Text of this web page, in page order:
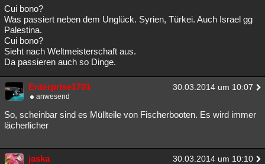
Astronomie Helpdesk Gruppen Gaming Filme
Musik
Übersichten
Besucht Teilgenommen Alle Neue Geschlossen
Lesenswert Schlüsselwörter
Cui bono?
Was passiert neben dem Unglück. Syrien, Türkei. Auch Israel gg
Palestina.
Cui bono?
Sieht nach Weltmeisterschaft aus.
Da passieren auch so Dinge.
Enterprise1701 30.03.2014 um 10:07
anwesend
So, scheinbar sind es Müllteile von Fischerbooten. Es wird immer
lächerlicher
jaska 30.03.2014 um 10:10